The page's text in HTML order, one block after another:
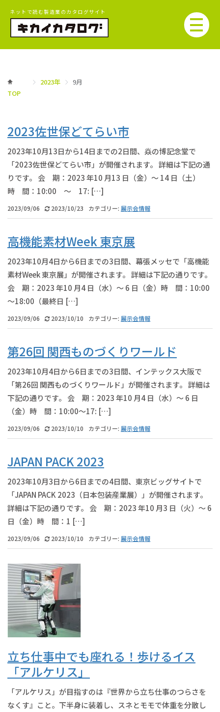
ネットで読む製造業のカタログサイト
TOP
2023年 9月
2023佐世保どてらい市
2023年10月13日から14日までの2日間、焱の博記念堂で
「2023佐世保どてらい市」が開催されます。 詳細は下記の通
りです。 会 期：2023 年10 月13 日（金）～ 14 日（土）
時 間：10:00 ～ 17: […]
2023/09/06 2023/10/23 カテゴリー: 展示会情報
高機能素材Week 東京展
2023年10月4日から6日までの3日間、幕張メッセで「高機能
素材Week 東京展」が開催されます。 詳細は下記の通りです。
会 期：2023 年10 月4 日（水）～ 6 日（金）時 間：10:00
～18:00（最終日 […]
2023/09/06 2023/10/10 カテゴリー: 展示会情報
第26回 関西ものづくりワールド
2023年10月4日から6日までの3日間、インテックス大阪で
「第26回 関西ものづくりワールド」が開催されます。 詳細は
下記の通りです。 会 期：2023 年10 月4 日（水）～ 6 日
（金）時 間：10:00～17: […]
2023/09/06 2023/10/10 カテゴリー: 展示会情報
JAPAN PACK 2023
2023年10月3日から6日までの4日間、東京ビッグサイトで
「JAPAN PACK 2023（日本包装産業展）」が開催されます。
詳細は下記の通りです。 会 期：2023 年10 月3 日（火）～ 6
日（金）時 間：1 […]
2023/09/06 2023/10/10 カテゴリー: 展示会情報
立ち仕事中でも座れる！歩けるイス
「アルケリス」
「アルケリス」が目指すのは『世界から立ち仕事のつらさを
なくす』こと。下半身に装着し、スネとモモで体重を分散し